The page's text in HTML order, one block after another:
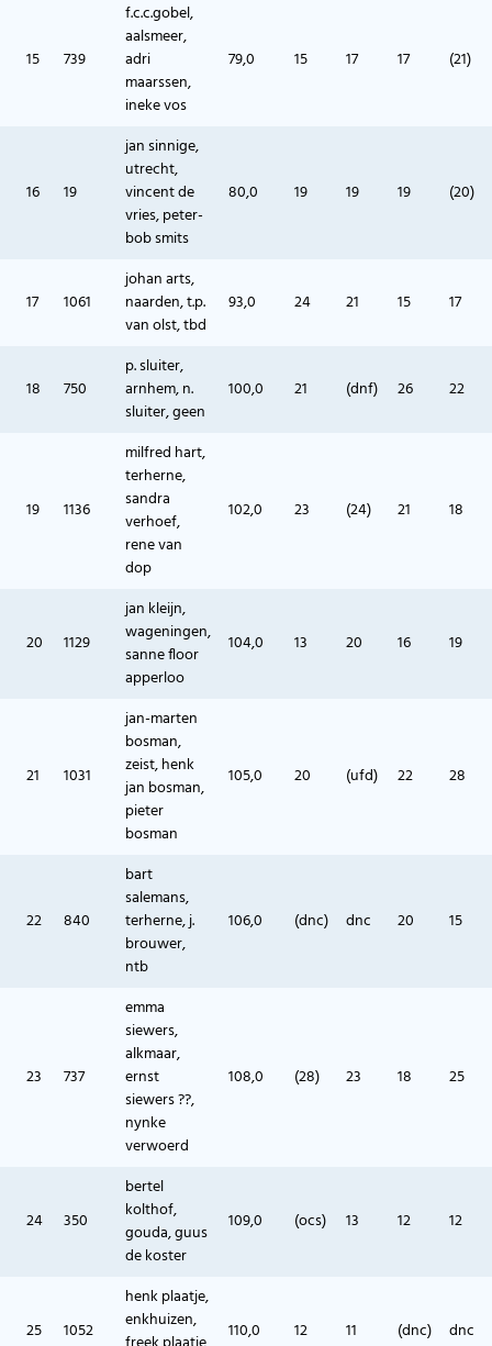
15 739
f.c.c.gobel,
aalsmeer,
adri
maarssen,
ineke vos
79,0 15 17 17 (21)
16 19
jan sinnige,
utrecht,
vincent de
vries, peter-
bob smits
80,0 19 19 19 (20)
17 1061
johan arts,
naarden, t.p.
van olst, tbd
93,0 24 21 15 17
18 750
p. sluiter,
arnhem, n.
sluiter, geen
100,0 21 (dnf) 26 22
19 1136
milfred hart,
terherne,
sandra
verhoef,
rene van
dop
102,0 23 (24) 21 18
20 1129
jan kleijn,
wageningen,
sanne floor
apperloo
104,0 13 20 16 19
21 1031
jan-marten
bosman,
zeist, henk
jan bosman,
pieter
bosman
105,0 20 (ufd) 22 28
22 840
bart
salemans,
terherne, j.
brouwer,
ntb
106,0 (dnc) dnc 20 15
23 737
emma
siewers,
alkmaar,
ernst
siewers ??,
nynke
verwoerd
108,0 (28) 23 18 25
24 350
bertel
kolthof,
gouda, guus
de koster
109,0 (ocs) 13 12 12
25 1052
henk plaatje,
enkhuizen,
110,0 12 11 (dnc) dnc